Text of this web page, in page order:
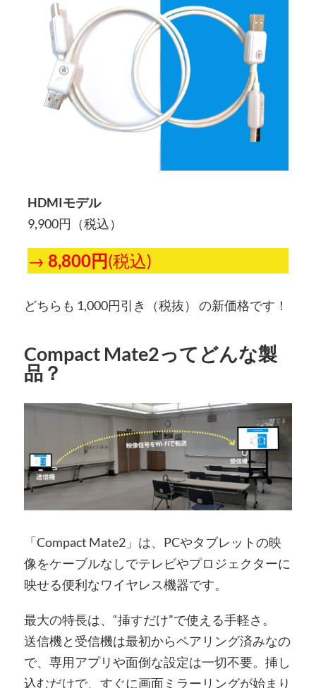
HDMIモデル
9,900円（税込）
→ 8,800円(税込)
どちらも 1,000円引き（税抜） の新価格です！
Compact Mate2ってどんな製
品？
「Compact Mate2」は、PCやタブレットの映
像をケーブルなしでテレビやプロジェクターに
映せる便利なワイヤレス機器です。
最大の特長は、“挿すだけ”で使える手軽さ。
送信機と受信機は最初からペアリング済みなの
で、専用アプリや面倒な設定は一切不要。挿し
込むだけで、すぐに画面ミラーリングが始まり